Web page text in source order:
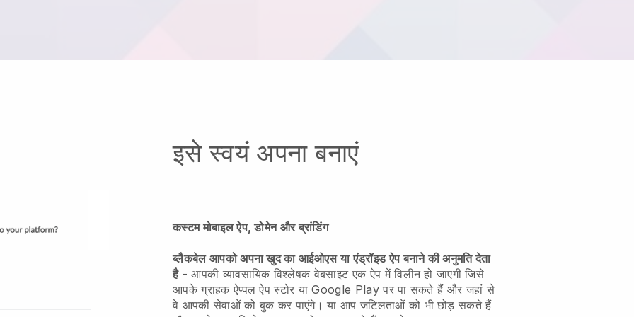
इसे स्वयं अपना बनाएं
कस्टम मोबाइल ऐप, डोमेन और ब्रांडिंग
ब्लैकबेल आपको अपना खुद का आईओएस या एंड्रॉइड ऐप बनाने की अनुमति देता
है-आपकी व्यावसायिक विश्लेषक वेबसाइट एक ऐप में विलीन हो जाएगी जिसे
आपके ग्राहक ऐप्पल ऐप स्टोर या Google Play पर पा सकते हैं और जहां से
वे आपकी सेवाओं को बुक कर पाएंगे। या आप जटिलताओं को भी छोड़ सकते हैं